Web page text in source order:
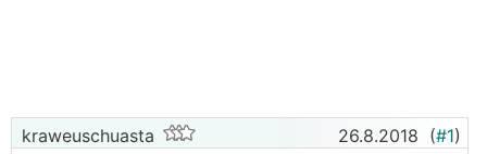
kraweuschuasta 26.8.2018 (#1)